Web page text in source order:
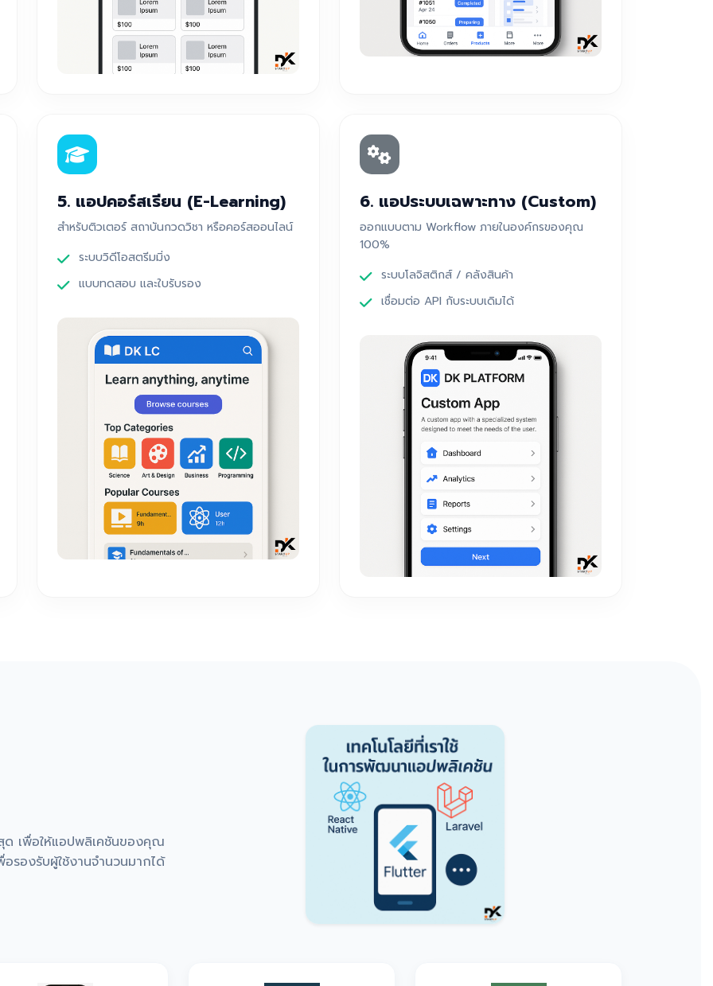
5. แอปคอร์สเรียน (E-Learning)
สำหรับติวเตอร์ สถาบันกวดวิชา หรือคอร์สออนไลน์
ระบบวิดีโอสตรีมมิ่ง
แบบทดสอบ และใบรับรอง
6. แอประบบเฉพาะทาง (Custom)
ออกแบบตาม Workflow ภายในองค์กรของคุณ
100%
ระบบโลจิสติกส์ / คลังสินค้า
เชื่อมต่อ API กับระบบเดิมได้
ด เพื่อให้แอปพลิเคชันของคุณ
รองรับผู้ใช้งานจำนวนมากได้